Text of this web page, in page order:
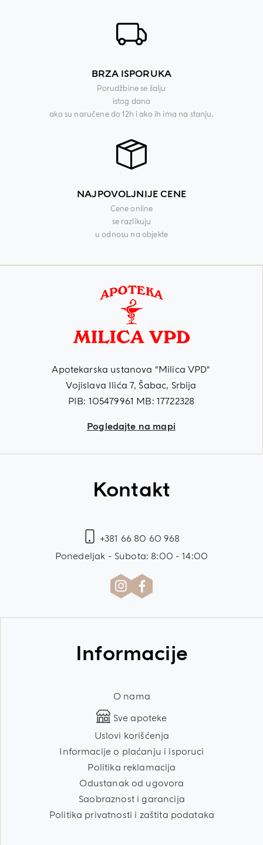
BRZA ISPORUKA
Porudžbine se šalju
istog dana
ako su naručene do 12h i ako ih ima na stanju.
NAJPOVOLJNIJE CENE
Cene online
se razlikuju
u odnosu na objekte
Apotekarska ustanova "Milica VPD"
Vojislava Ilića 7, Šabac, Srbija
PIB: 105479961 MB: 17722328
Pogledajte na mapi
Kontakt
+381 66 80 60 968
Ponedeljak - Subota: 8:00 - 14:00
Informacije
O nama
Sve apoteke
Uslovi korišćenja
Informacije o plaćanju i isporuci
Politika reklamacija
Odustanak od ugovora
Saobraznost i garancija
Politika privatnosti i zaštita podataka